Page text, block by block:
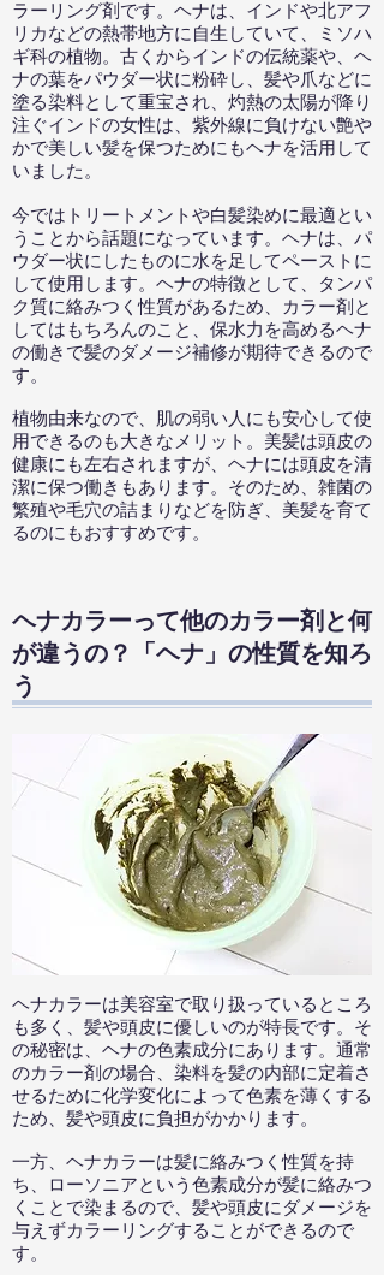
ラーリング剤です。ヘナは、インドや北アフ
リカなどの熱帯地方に自生していて、ミソハ
ギ科の植物。古くからインドの伝統薬や、ヘ
ナの葉をパウダー状に粉砕し、髪や爪などに
塗る染料として重宝され、灼熱の太陽が降り
注ぐインドの女性は、紫外線に負けない艶や
かで美しい髪を保つためにもヘナを活用して
いました。
今ではトリートメントや白髪染めに最適とい
うことから話題になっています。ヘナは、パ
ウダー状にしたものに水を足してペーストに
して使用します。ヘナの特徴として、タンパ
ク質に絡みつく性質があるため、カラー剤と
してはもちろんのこと、保水力を高めるヘナ
の働きで髪のダメージ補修が期待できるので
す。
植物由来なので、肌の弱い人にも安心して使
用できるのも大きなメリット。美髪は頭皮の
健康にも左右されますが、ヘナには頭皮を清
潔に保つ働きもあります。そのため、雑菌の
繁殖や毛穴の詰まりなどを防ぎ、美髪を育て
るのにもおすすめです。
ヘナカラーって他のカラー剤と何
が違うの？「ヘナ」の性質を知ろ
う
ヘナカラーは美容室で取り扱っているところ
も多く、髪や頭皮に優しいのが特長です。そ
の秘密は、ヘナの色素成分にあります。通常
のカラー剤の場合、染料を髪の内部に定着さ
せるために化学変化によって色素を薄くする
ため、髪や頭皮に負担がかかります。
一方、ヘナカラーは髪に絡みつく性質を持
ち、ローソニアという色素成分が髪に絡みつ
くことで染まるので、髪や頭皮にダメージを
与えずカラーリングすることができるので
す。